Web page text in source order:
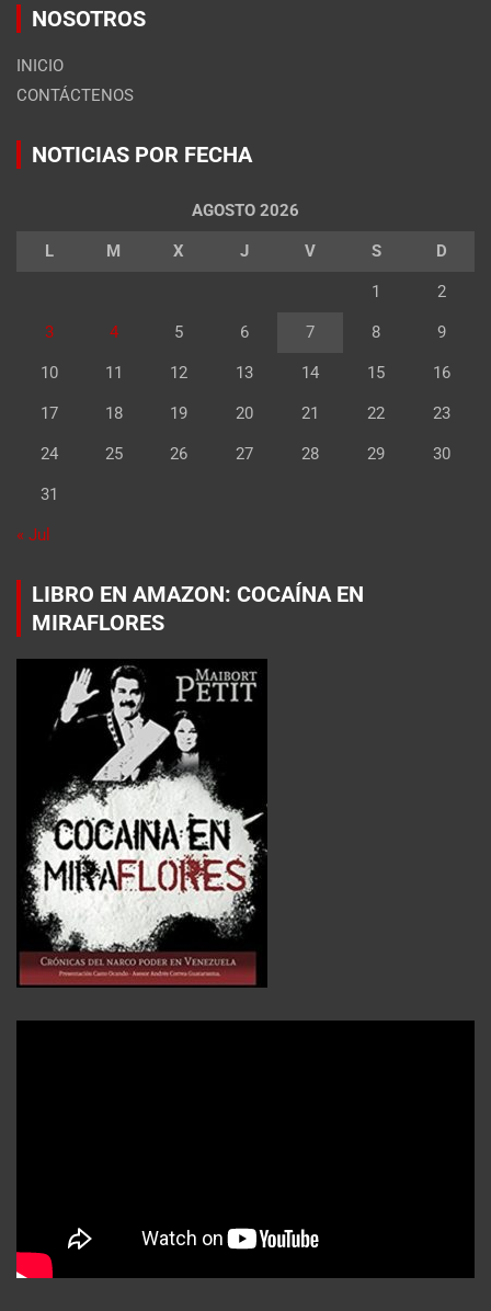
NOSOTROS
INICIO
CONTÁCTENOS
NOTICIAS POR FECHA
AGOSTO 2026
L M X J V S D
1 2
3 4 5 6 7 8 9
10 11 12 13 14 15 16
17 18 19 20 21 22 23
24 25 26 27 28 29 30
31
« Jul
LIBRO EN AMAZON: COCAÍNA EN
MIRAFLORES